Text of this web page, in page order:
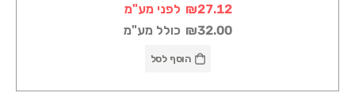
₪27.12 לפני מע"מ
₪32.00 כולל מע"מ
הוסף לסל